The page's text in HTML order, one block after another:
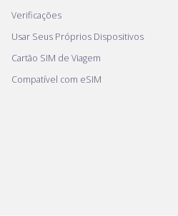
Verificações
Usar Seus Próprios Dispositivos
Cartão SIM de Viagem
Compatível com eSIM